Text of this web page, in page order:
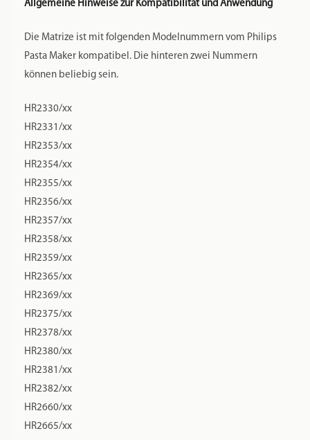
Die Matrize ist mit folgenden Modelnummern vom Philips
Pasta Maker kompatibel. Die hinteren zwei Nummern
HR2330/xx
HR2331/xx
HR2353/xx
HR2354/xx
HR2355/xx
HR2356/xx
HR2357/xx
HR2358/xx
HR2359/xx
HR2365/xx
HR2369/xx
HR2375/xx
HR2378/xx
HR2380/xx
HR2381/xx
HR2382/xx
HR2660/xx